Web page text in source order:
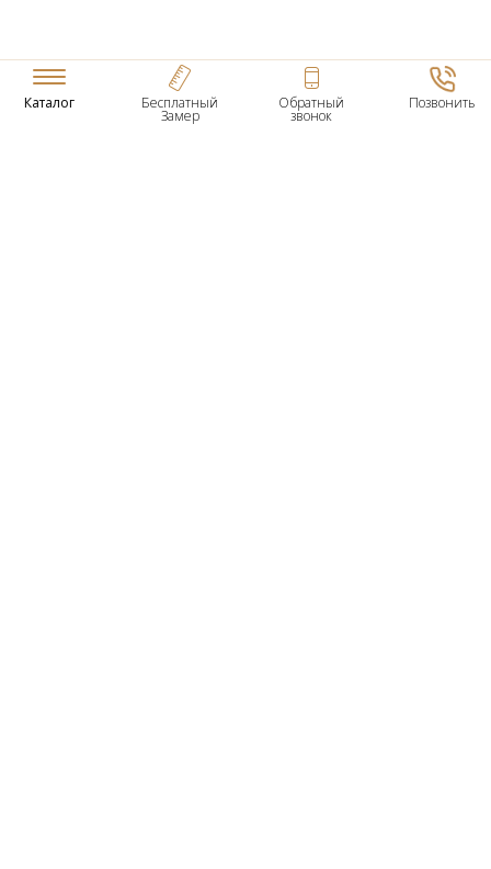
Каталог Бесплатный
Замер
Обратный
звонок
Позвонить